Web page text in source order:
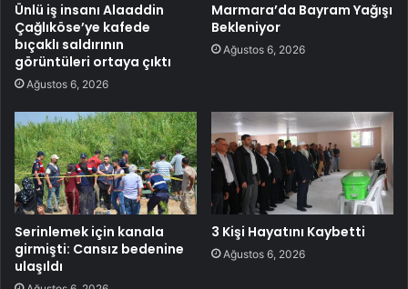
Ünlü iş insanı Alaaddin
Çağlıköse’ye kafede
bıçaklı saldırının
görüntüleri ortaya çıktı
Ağustos 6, 2026
Marmara’da Bayram Yağışı
Bekleniyor
Ağustos 6, 2026
Serinlemek için kanala
girmişti: Cansız bedenine
ulaşıldı
3 Kişi Hayatını Kaybetti
Ağustos 6, 2026